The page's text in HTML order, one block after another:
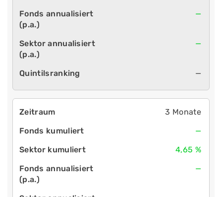
—
—
—
3 Monate
—
4,65 %
—